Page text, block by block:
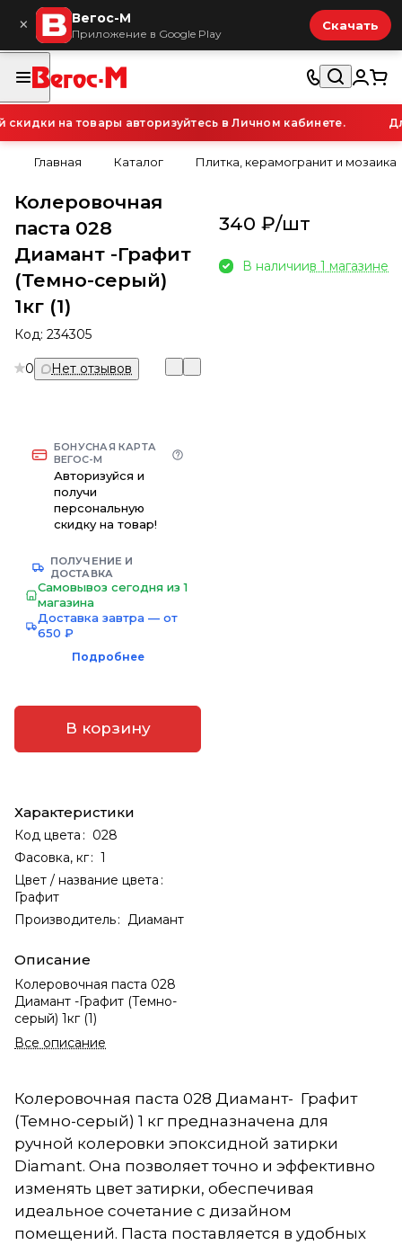
× Вегос-М
Приложение в Google Play
Скачать
на товары авторизуйтесь в Личном кабинете.
Главная Каталог Плитка, керамогранит и мозаика
Колеровочная
паста 028
Диамант -Графит
(Темно-серый)
1кг (1)
Код: 234305
0 Нет отзывов
БОНУСНАЯ КАРТА
ВЕГОС-М
Авторизуйся и
получи
персональную
скидку на товар!
ПОЛУЧЕНИЕ И
ДОСТАВКА
Самовывоз сегодня из 1
магазина
Доставка завтра — от
650 ₽
Подробнее
В корзину
Характеристики
Код цвета : 028
Фасовка, кг: 1
Цвет / название цвета :
Графит
Производитель: Диамант
Описание
Колеровочная паста 028
Диамант -Графит (Темно-
серый) 1кг (1)
Все описание
340 ₽/шт
В наличиив 1 магазине
Колеровочная паста 028 Диамант- Графит
(Темно-серый) 1 кг предназначена для
ручной колеровки эпоксидной затирки
Diamant. Она позволяет точно и эффективно
изменять цвет затирки, обеспечивая
идеальное сочетание с дизайном
помещений. Паста поставляется в удобных